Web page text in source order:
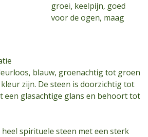
groei, keelpijn, goed
voor de ogen, maag
blauw, groenachtig tot groen
zijn. De steen is doorzichtig tot
een glasachtige glans en behoort tot
spirituele steen met een sterk